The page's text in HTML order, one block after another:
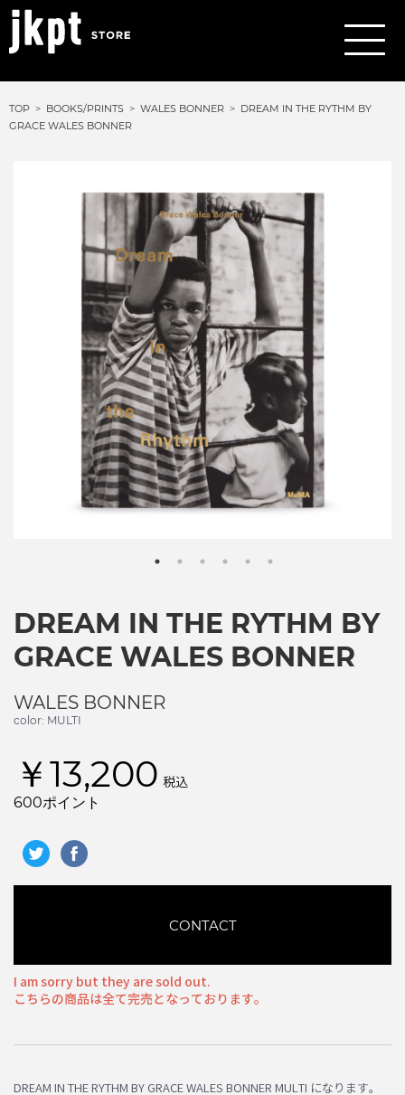
TOP BOOKS/PRINTS WALES BONNER
DREAM IN THE RYTHM BY
GRACE WALES BONNER
DREAM IN THE RYTHM BY
GRACE WALES BONNER
WALES BONNER
color: MULTI
￥13,200 税込
600ポイント
CONTACT
I am sorry but they are sold out.
こちらの商品は全て完売となっております。
DREAM IN THE RYTHM BY GRACE WALES BONNER MULTI になります。